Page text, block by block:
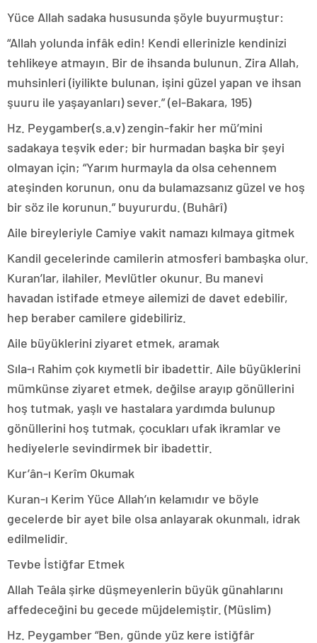
Yüce Allah sadaka hususunda şöyle buyurmuştur:
“Allah yolunda infâk edin! Kendi ellerinizle kendinizi
tehlikeye atmayın. Bir de ihsanda bulunun. Zira Allah,
muhsinleri (iyilikte bulunan, işini güzel yapan ve ihsan
şuuru ile yaşayanları) sever.” (el-Bakara, 195)
Hz. Peygamber(s.a.v) zengin-fakir her mü’mini
sadakaya teşvik eder; bir hurmadan başka bir şeyi
olmayan için; “Yarım hurmayla da olsa cehennem
ateşinden korunun, onu da bulamazsanız güzel ve hoş
bir söz ile korunun.” buyururdu. (Buhârî)
Aile bireyleriyle Camiye vakit namazı kılmaya gitmek
Kandil gecelerinde camilerin atmosferi bambaşka olur.
Kuran’lar, ilahiler, Mevlütler okunur. Bu manevi
havadan istifade etmeye ailemizi de davet edebilir,
hep beraber camilere gidebiliriz.
Aile büyüklerini ziyaret etmek, aramak
Sıla-ı Rahim çok kıymetli bir ibadettir. Aile büyüklerini
mümkünse ziyaret etmek, değilse arayıp gönüllerini
hoş tutmak, yaşlı ve hastalara yardımda bulunup
gönüllerini hoş tutmak, çocukları ufak ikramlar ve
hediyelerle sevindirmek bir ibadettir.
Kur’ân-ı Kerîm Okumak
Kuran-ı Kerim Yüce Allah’ın kelamıdır ve böyle
gecelerde bir ayet bile olsa anlayarak okunmalı, idrak
edilmelidir.
Tevbe İstiğfar Etmek
Allah Teâla şirke düşmeyenlerin büyük günahlarını
affedeceğini bu gecede müjdelemiştir. (Müslim)
Hz. Peygamber “Ben, günde yüz kere istiğfâr